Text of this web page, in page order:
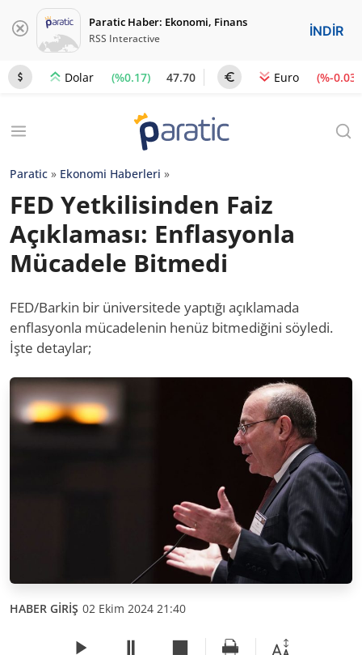
Paratic Haber: Ekonomi, Finans
RSS Interactive İNDİR
Dolar (%0.17) 47.70 Euro (%-0.03)
Paratic » Ekonomi Haberleri »
FED Yetkilisinden Faiz
Açıklaması: Enflasyonla
Mücadele Bitmedi
FED/Barkin bir üniversitede yaptığı açıklamada
enflasyonla mücadelenin henüz bitmediğini söyledi.
İşte detaylar;
HABER GİRİŞ 02 Ekim 2024 21:40